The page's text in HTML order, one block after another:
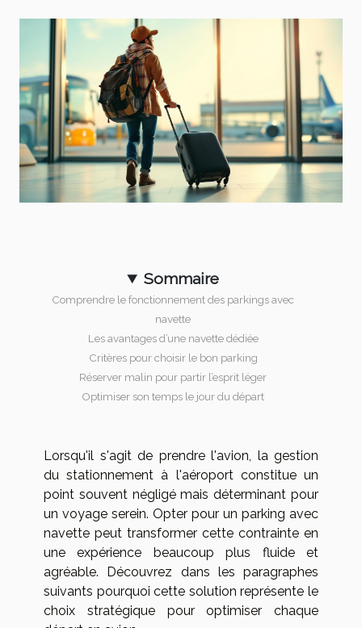
Sommaire
Comprendre le fonctionnement des parkings avec
navette
Les avantages d’une navette dédiée
Critères pour choisir le bon parking
Réserver malin pour partir l’esprit léger
Optimiser son temps le jour du départ
Lorsqu'il s'agit de prendre l'avion, la gestion
du stationnement à l'aéroport constitue un
point souvent négligé mais déterminant pour
un voyage serein. Opter pour un parking avec
navette peut transformer cette contrainte en
une expérience beaucoup plus fluide et
agréable. Découvrez dans les paragraphes
suivants pourquoi cette solution représente le
choix stratégique pour optimiser chaque